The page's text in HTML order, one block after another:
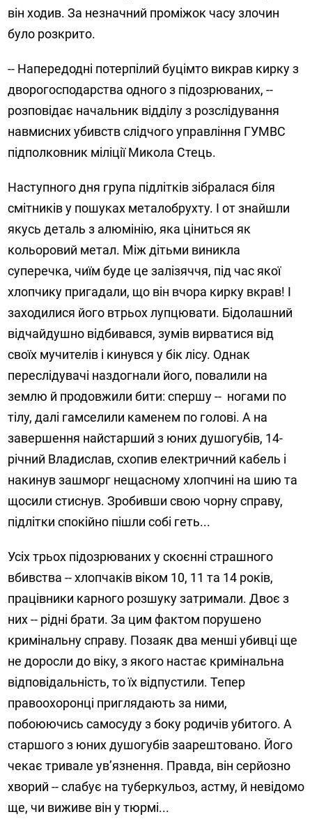
він ходив. За незначний проміжок часу злочин
було розкрито.
-- Напередодні потерпілий буцімто викрав кирку з
дворогосподарства одного з підозрюваних, --
розповідає начальник відділу з розслідування
навмисних убивств слідчого управління ГУМВС
підполковник міліції Микола Стець.
Наступного дня група підлітків зібралася біля
смітників у пошуках металобрухту. І от знайшли
якусь деталь з алюмінію, яка ціниться як
кольоровий метал. Між дітьми виникла
суперечка, чиїм буде це залізяччя, під час якої
хлопчику пригадали, що він вчора кирку вкрав! І
заходилися його втрьох лупцювати. Бідолашний
відчайдушно відбивався, зумів вирватися від
своїх мучителів і кинувся у бік лісу. Однак
переслідувачі наздогнали його, повалили на
землю й продовжили бити: спершу -- ногами по
тілу, далі гамселили каменем по голові. А на
завершення найстарший з юних душогубів, 14-
річний Владислав, схопив електричний кабель і
накинув зашморг нещасному хлопчині на шию та
щосили стиснув. Зробивши свою чорну справу,
підлітки спокійно пішли собі геть...
Усіх трьох підозрюваних у скоєнні страшного
вбивства -- хлопчаків віком 10, 11 та 14 років,
працівники карного розшуку затримали. Двоє з
них -- рідні брати. За цим фактом порушено
кримінальну справу. Позаяк два менші убивці ще
не доросли до віку, з якого настає кримінальна
відповідальність, то їх відпустили. Тепер
правоохоронці приглядають за ними,
побоюючись самосуду з боку родичів убитого. А
старшого з юних душогубів заарештовано. Його
чекає тривале ув’язнення. Правда, він серйозно
хворий -- слабує на туберкульоз, астму, й невідомо
ще, чи виживе він у тюрмі...